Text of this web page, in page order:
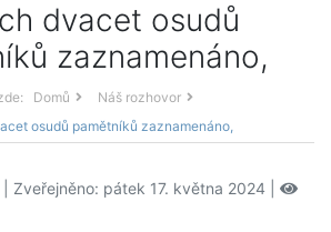
dvacet osudů
zaznamenáno,
Domů
Náš rozhovor
osudů pamětníků zaznamenáno,
| Zveřejněno: pátek 17. května 2024 |